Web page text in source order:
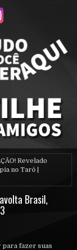
Revelado
no Tarô |
Brasil,
para fazer suas